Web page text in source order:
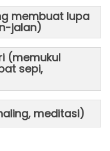
membuat lupa
jalan)
(memukul
sepi,
meditasi)